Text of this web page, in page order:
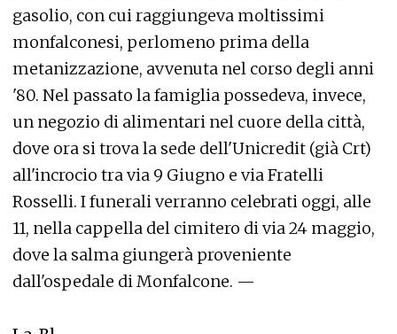
gasolio, con cui raggiungeva moltissimi
monfalconesi, perlomeno prima della
metanizzazione, avvenuta nel corso degli anni
'80. Nel passato la famiglia possedeva, invece,
un negozio di alimentari nel cuore della città,
dove ora si trova la sede dell'Unicredit (già Crt)
all'incrocio tra via 9 Giugno e via Fratelli
Rosselli. I funerali verranno celebrati oggi, alle
11, nella cappella del cimitero di via 24 maggio,
dove la salma giungerà proveniente
dall'ospedale di Monfalcone. —